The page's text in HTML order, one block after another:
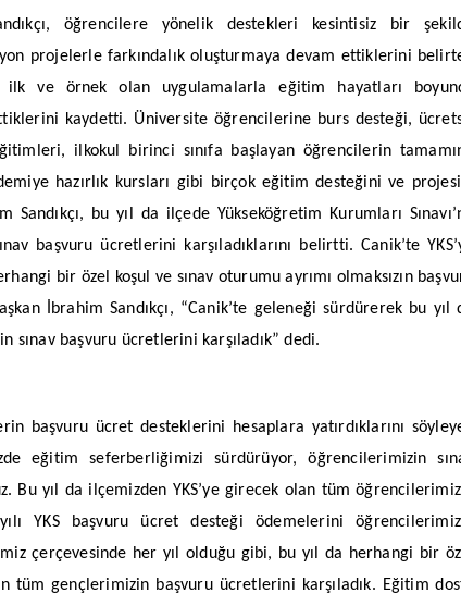
öğrencilere yönelik destekleri kesintisiz bir
projelerle farkındalık oluşturmaya devam ettiklerini
ilk ve örnek olan uygulamalarla eğitim hayatları
kaydetti. Üniversite öğrencilerine burs desteği,
ilkokul birinci sınıfa başlayan öğrencilerin
hazırlık kursları gibi birçok eğitim desteğini ve
bu yıl da ilçede Yükseköğretim Kurumları
başvuru ücretlerini karşıladıklarını belirtti. Canik’te
bir özel koşul ve sınav oturumu ayrımı olmaksızın
İbrahim Sandıkçı, “Canik’te geleneği sürdürerek bu yıl
sınav başvuru ücretlerini karşıladık” dedi.
başvuru ücret desteklerini hesaplara yatırdıklarını
eğitim seferberliğimizi sürdürüyor, öğrencilerimizin
Bu yıl da ilçemizden YKS’ye girecek olan tüm
YKS başvuru ücret desteği ödemelerini
çerçevesinde her yıl olduğu gibi, bu yıl da herhangi bir
tüm gençlerimizin başvuru ücretlerini karşıladık. Eğitim